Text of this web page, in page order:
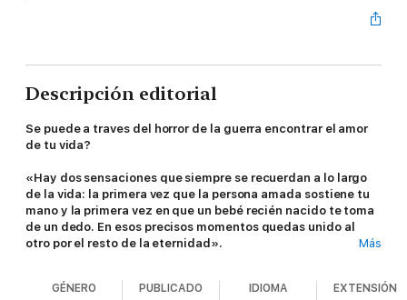
Descripción editorial
Se puede a traves del horror de la guerra encontrar el amor
de tu vida?
«Hay dos sensaciones que siempre se recuerdan a lo largo
de la vida: la primera vez que la persona amada sostiene tu
mano y la primera vez en que un bebé recién nacido te toma
de un dedo. En esos precisos momentos quedas unido al
otro por el resto de la eternidad».
tarde, a miles de kilómetros de distancia, en Nueva York, dos
Más
GÉNERO PUBLICADO IDIOMA EXTENSIÓN